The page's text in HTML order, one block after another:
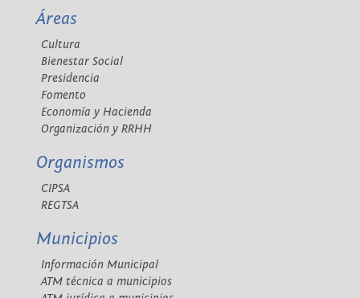
Áreas
Cultura
Bienestar Social
Presidencia
Fomento
Economía y Hacienda
Organización y RRHH
Organismos
CIPSA
REGTSA
Municipios
Información Municipal
ATM técnica a municipios